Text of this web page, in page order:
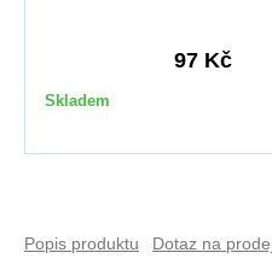
97 Kč
Skladem
Popis produktu Dotaz na